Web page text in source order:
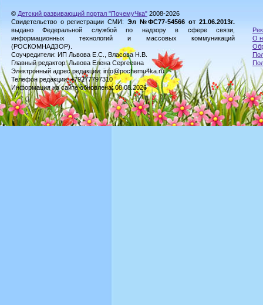
© Детский развивающий портал "ПочемуЧка" 2008-2026
Свидетельство о регистрации СМИ: Эл №ФС77-54566 от 21.06.2013г.
выдано Федеральной службой по надзору в сфере связи,
информационных технологий и массовых коммуникаций
(РОСКОМНАДЗОР).
Соучредители: ИП Львова Е.С., Власова Н.В.
Главный редактор: Львова Елена Сергеевна
Электронный адрес редакции: info@pochemu4ka.ru
Телефон редакции: +79277797310
Информация на сайте обновлена: 08.08.2026
О